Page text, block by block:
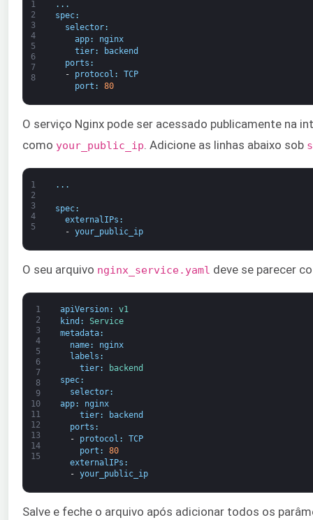
1
2
3
4
5
6
7
8
. . .
spec:
selector:
app:
nginx
tier:
backend
ports :
-
protocol :
TCP
port : 80
O serviço Nginx pode ser acessado publicamente na
como your_public_ip . Adicione as linhas abaixo sob
1
2
3
4
5
. . .
spec:
externalIPs :
- your_public_ip
O seu arquivo nginx_service.yaml deve se parecer
1
2
3
4
5
6
7
8
9
10
11
12
13
14
15
apiVersion:
v1
kind :
Service
metadata:
name:
nginx
labels :
tier:
backend
spec:
selector:
app:
nginx
tier:
backend
ports :
-
protocol :
TCP
port :
80
externalIPs :
- your_public_ip
Salve e feche o arquivo após adicionar todos os